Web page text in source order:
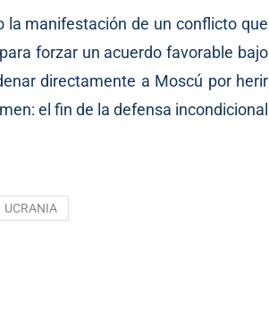
la manifestación de un conflicto que
forzar un acuerdo favorable bajo
directamente a Moscú por herir
el fin de la defensa incondicional
UCRANIA